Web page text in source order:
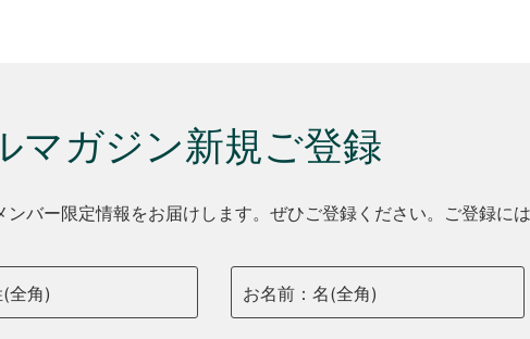
マガジン新規ご登録
ンバー限定情報をお届けします。ぜひご登録ください。ご登録に
全角) お名前：名(全角)